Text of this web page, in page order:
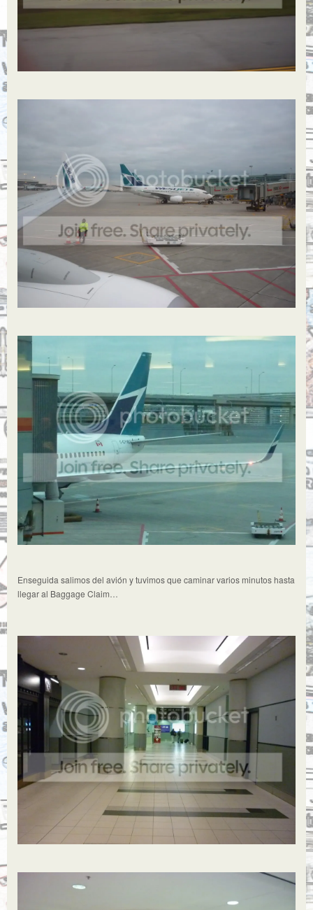
Enseguida salimos del avión y tuvimos que caminar varios minutos hasta
llegar al Baggage Claim…